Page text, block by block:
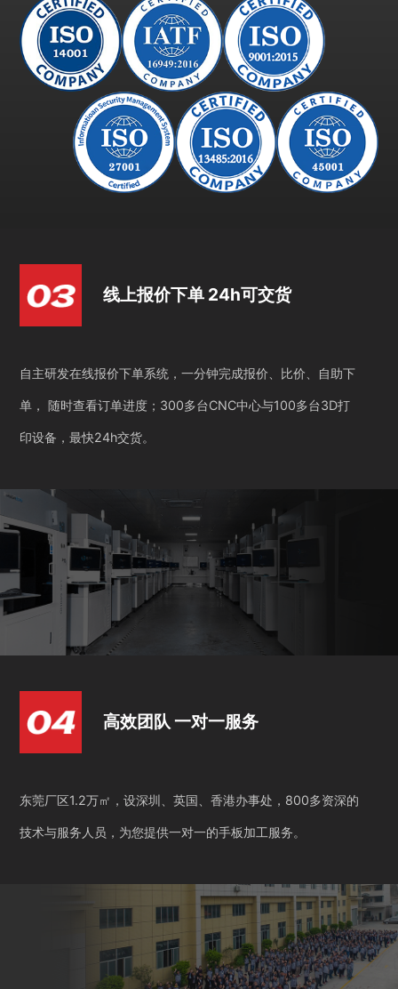
线上报价下单 24h可交货
自主研发在线报价下单系统，一分钟完成报价、比价、自助下
单， 随时查看订单进度；300多台CNC中心与100多台3D打
印设备，最快24h交货。
高效团队 一对一服务
东莞厂区1.2万㎡，设深圳、英国、香港办事处，800多资深的
技术与服务人员，为您提供一对一的手板加工服务。